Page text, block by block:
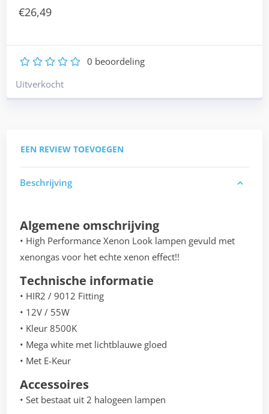
€26,49
5
4
3
2 0 beoordeling
Uitverkocht
EEN REVIEW TOEVOEGEN
Beschrijving
Algemene omschrijving
• High Performance Xenon Look lampen gevuld met
xenongas voor het echte xenon effect!!
Technische informatie
• HIR2 / 9012 Fitting
• 12V / 55W
• Kleur 8500K
• Mega white met lichtblauwe gloed
• Met E-Keur
Accessoires
• Set bestaat uit 2 halogeen lampen